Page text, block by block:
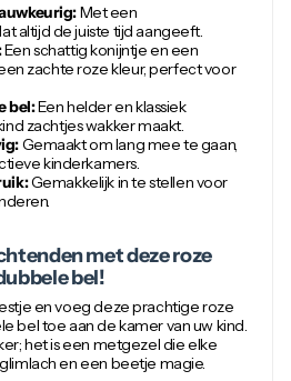
Met een
altijd de juiste tijd aangeeft.
Een schattig konijntje en een
zachte roze kleur, perfect voor
bel:Een helder en klassiek
zachtjes wakker maakt.
Gemaakt om lang mee te gaan,
kinderkamers.
Gemakkelijk in te stellen voor
met deze roze
bel!
en voeg deze prachtige roze
bel toe aan de kamer van uw kind.
het is een metgezel die elke
en een beetje magie.